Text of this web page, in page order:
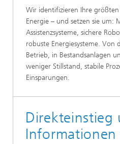
Wir identifizieren Ihre
Energie – und setzen sie um:
Assistenzsysteme, sichere
robuste Energiesysteme. Von
Betrieb, in Bestandsanlagen
weniger Stillstand, stabile
Einsparungen.
Direkteinstieg